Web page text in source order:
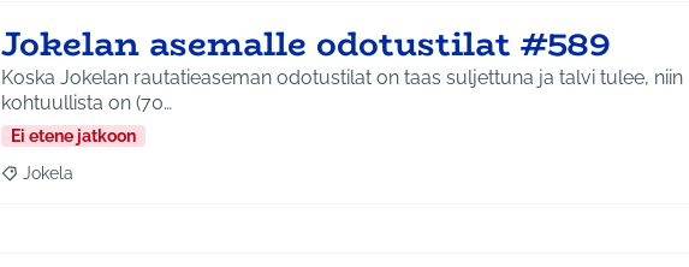
Jokelan asemalle odotustilat #589
Koska Jokelan rautatieaseman odotustilat on taas suljettuna ja talvi tulee, niin
kohtuullista on (70…
Ei etene jatkoon
Rajaa tulokset aihepiirin mukaan: Jokela
Jokela